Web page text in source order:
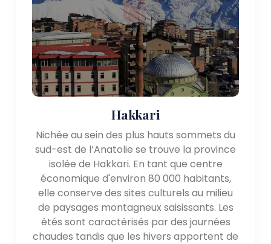
Importance historique et culturelle :
L'Anatolie orientale est imprégnée d'histoire et
possède un riche patrimoine culturel, influencé par
diverses civilisations qui ont prospéré dans la région.
Certains sites historiques et culturels notables
incluent :
dormant, revêt une grande importance dans
diverses traditions religieuses et culturelles. Selon les
récits bibliques, on pense qu'il s'agit du lieu de repos
de l'arche de Noé. La montagne est une destination
populaire pour les alpinistes et offre une vue
imprenable sur les paysages environnants.
- Ani : Ani, située près de Kars, était autrefois une
Hakkari
Nichée au sein des plus hauts sommets du
sud-est de l’Anatolie se trouve la province
isolée de Hakkari. En tant que centre
économique d'environ 80 000 habitants,
elle conserve des sites culturels au milieu
de paysages montagneux saisissants. Les
étés sont caractérisés par des journées
chaudes tandis que les hivers apportent de